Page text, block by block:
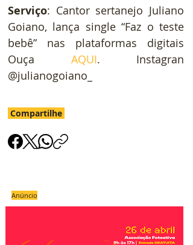
Serviço: Cantor sertanejo Juliano
Goiano, lança single “Faz o teste
bebê” nas plataformas digitais
Ouça AQUI. Instagran
@julianogoiano_
Compartilhe
Anúncio